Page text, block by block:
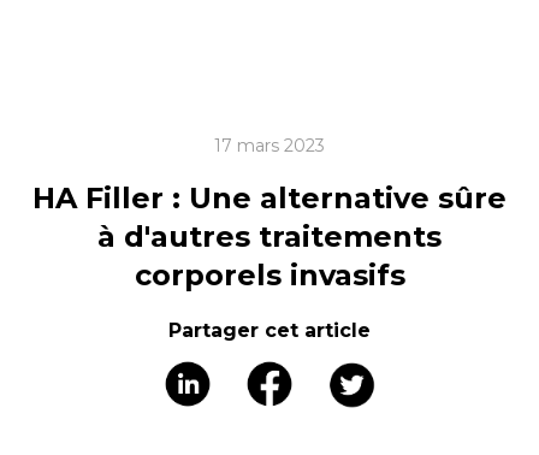
17 mars 2023
HA Filler : Une alternative sûre
à d'autres traitements
corporels invasifs
Partager cet article